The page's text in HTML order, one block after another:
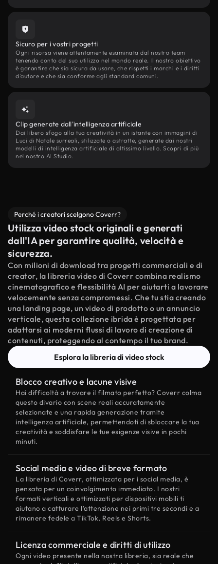
Sicuro per i vostri progetti
Ogni risorsa viene attentamente esaminata dal nostro team
tenendo conto del suo utilizzo nel mondo reale. Il nostro obiettivo
è garantire che sia sicura da usare, che rispetti i marchi e i diritti
d'autore e che sia conforme agli standard comuni.
Clip generate dall'intelligenza artificiale
Dai libero sfogo alla tua creatività in un istante con immagini di
Luci di Natale surreali, stilizzate o astratte, generate dai nostri
modelli di intelligenza artificiale di altissimo livello. Scopri di più
nel nostro AI Studio.
Perché i creatori scelgono Coverr?
Utilizza video stock originali e generati
dall'IA per garantire qualità, velocità e
sicurezza.
Con milioni di download tra progetti commerciali e di
creator, la libreria video di Coverr combina realismo
cinematografico e flessibilità AI per aiutarti a lavorare
velocemente senza compromessi. Che tu stia creando
una landing page, un video di prodotto o un annuncio
verticale, questa collezione ibrida è progettata per
adattarsi ai moderni flussi di lavoro di creazione di
contenuti, proteggendo al contempo il tuo brand.
Esplora la libreria di video stock
Blocco creativo e lacune visive
Hai difficoltà a trovare il filmato perfetto? Coverr colma
questo divario con scene reali accuratamente
selezionate e una rapida generazione tramite
intelligenza artificiale, permettendoti di sbloccare la tua
creatività e soddisfare le tue esigenze visive in pochi
minuti.
Social media e video di breve formato
La libreria di Coverr, ottimizzata per i social media, è
pensata per un coinvolgimento immediato. I nostri
formati verticali e ottimizzati per dispositivi mobili ti
aiutano a catturare l'attenzione nei primi tre secondi e a
rimanere fedele a TikTok, Reels e Shorts.
Licenza commerciale e diritti di utilizzo
Ogni video presente nella nostra libreria, sia reale che